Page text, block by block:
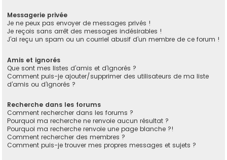
Messagerie privée
Je ne peux pas envoyer de messages privés !
Je reçois sans arrêt des messages indésirables !
J’ai reçu un spam ou un courriel abusif d’un membre de ce forum !
Amis et ignorés
Que sont mes listes d’amis et d’ignorés ?
Comment puis-je ajouter/supprimer des utilisateurs de ma liste
d’amis ou d’ignorés ?
Recherche dans les forums
Comment rechercher dans les forums ?
Pourquoi ma recherche ne renvoie aucun résultat ?
Pourquoi ma recherche renvoie une page blanche ?!
Comment rechercher des membres ?
Comment puis-je trouver mes propres messages et sujets ?